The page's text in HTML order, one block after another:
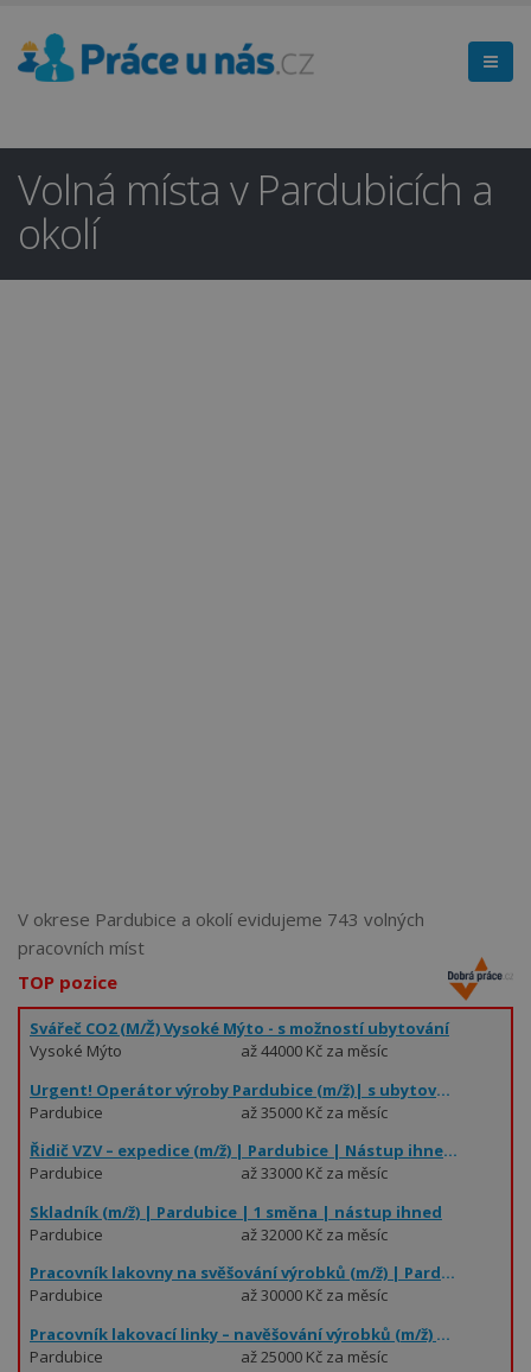
Volná místa v Pardubicích a
okolí
V okrese Pardubice a okolí evidujeme 743 volných
pracovních míst
TOP pozice
Svářeč CO2 (M/Ž) Vysoké Mýto - s možností ubytování
Vysoké Mýto
až 44000 Kč za měsíc
Urgent! Operátor výroby Pardubice (m/ž)| s ubytováním | Nástup ihned
Pardubice
až 35000 Kč za měsíc
Řidič VZV – expedice (m/ž) | Pardubice | Nástup ihned | 2 směny
Pardubice
až 33000 Kč za měsíc
Skladník (m/ž) | Pardubice | 1 směna | nástup ihned
Pardubice
až 32000 Kč za měsíc
Pracovník lakovny na svěšování výrobků (m/ž) | Pardubice | Nástup ihned | 2 směny
Pardubice
až 30000 Kč za měsíc
Pracovník lakovací linky – navěšování výrobků (m/ž) | Pardubice | Ubytování | 2 směny
Pardubice
až 25000 Kč za měsíc
×
Hledáte práci